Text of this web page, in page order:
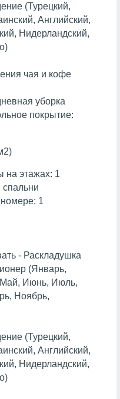
(Турецкий,
Английский,
Нидерландский,
чая и кофе
уборка
покрытие:
на этажах: 1
спальни
1
- Раскладушка
(Январь,
Май, Июнь, Июль,
Ноябрь,
(Турецкий,
Английский,
Нидерландский,